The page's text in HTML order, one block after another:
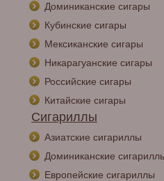
Доминиканские сигары
Кубинские сигары
Мексиканские сигары
Никарагуанские сигары
Российские сигары
Китайские сигары
Сигариллы
Азиатские сигариллы
Доминиканские
Европейские сигариллы